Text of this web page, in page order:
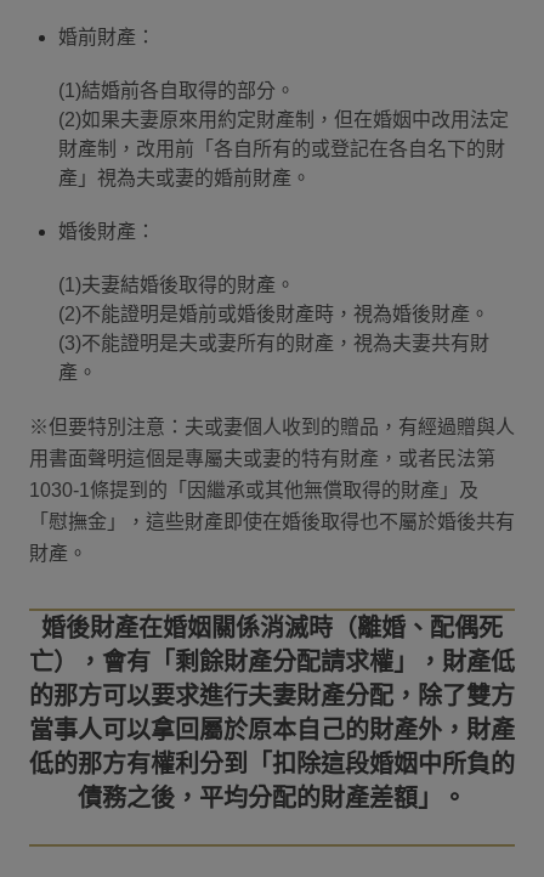
婚前財產：
(1)結婚前各自取得的部分。
(2)如果夫妻原來用約定財產制，但在婚姻中改用法定
財產制，改用前「各自所有的或登記在各自名下的財
產」視為夫或妻的婚前財產。
婚後財產：
(1)夫妻結婚後取得的財產。
(2)不能證明是婚前或婚後財產時，視為婚後財產。
(3)不能證明是夫或妻所有的財產，視為夫妻共有財
產。
※但要特別注意：夫或妻個人收到的贈品，有經過贈與人
用書面聲明這個是專屬夫或妻的特有財產，或者民法第
1030-1條提到的「因繼承或其他無償取得的財產」及
「慰撫金」，這些財產即使在婚後取得也不屬於婚後共有
財產。
婚後財產在婚姻關係消滅時（離婚、配偶死
亡），會有「剩餘財產分配請求權」，財產低
的那方可以要求進行夫妻財產分配，除了雙方
當事人可以拿回屬於原本自己的財產外，財產
低的那方有權利分到「扣除這段婚姻中所負的